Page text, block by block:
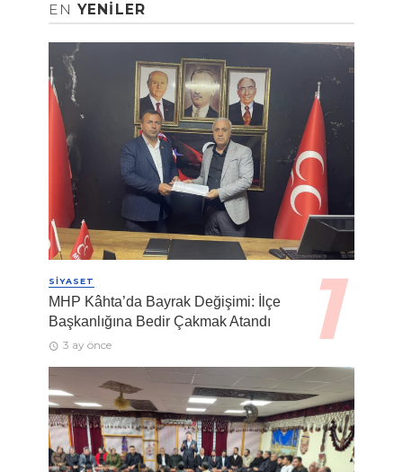
EN YENILER
SIYASET
MHP Kâhta’da Bayrak Değişimi: İlçe
Başkanlığına Bedir Çakmak Atandı
3 ay önce